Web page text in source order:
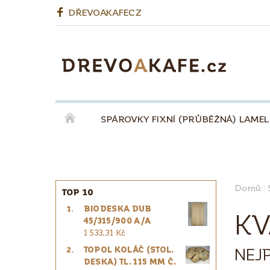
DŘEVOAKAFECZ
SPÁROVKY FIXNÍ (PRŮBĚŽNÁ)
KÁVA QUINTA ŘEZIVO ESPRESSO 100% -
PRO ŘEMESLNÍKY PRO DESIGNÉRY
TOP 10
BIODESKA DUB
45/315/900 A/A
1 533,31 Kč
TOPOL KOLÁČ (STOL.
DESKA) TL. 115 MM Č.
Domů